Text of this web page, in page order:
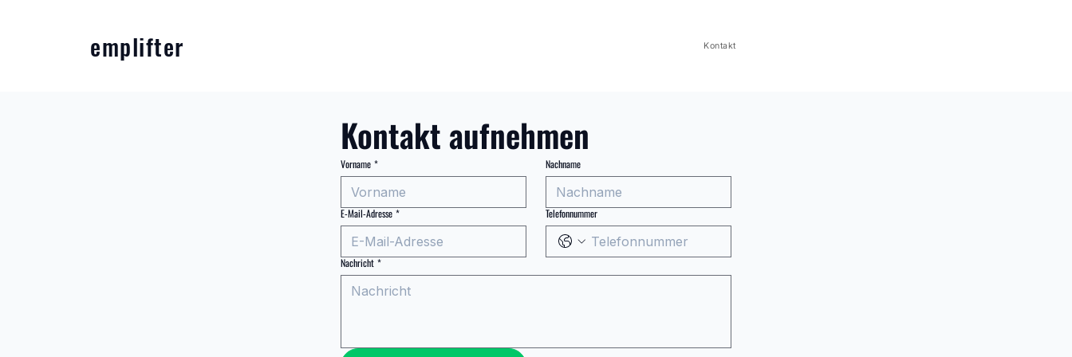
emplifter Kontakt
Kontakt aufnehmen
Vorname * Nachname
E-Mail-Adresse * Telefonnummer
Nachricht *